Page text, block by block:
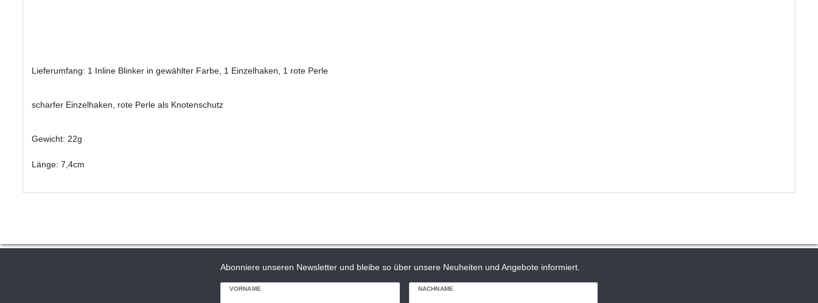
Lieferumfang: 1 Inline Blinker in gewählter Farbe, 1 Einzelhaken, 1 rote Perle
scharfer Einzelhaken, rote Perle als Knotenschutz
Gewicht: 22g
Länge: 7,4cm
Abonniere unseren Newsletter und bleibe so über unsere Neuheiten und Angebote informiert.
VORNAME NACHNAME